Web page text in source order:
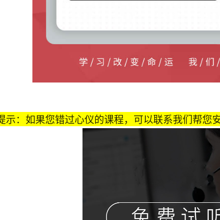
示：如果您错过心仪的课程，可以联系我们帮您